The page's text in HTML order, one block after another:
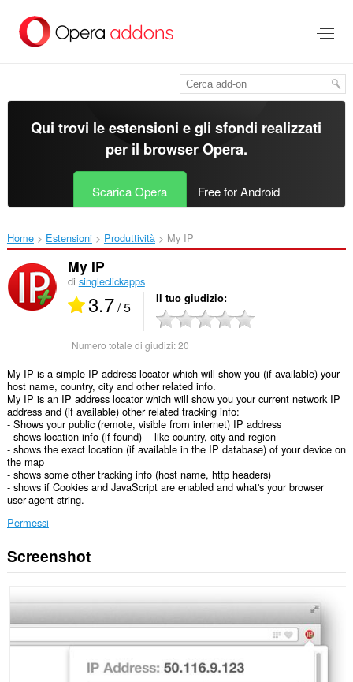
contenuto
Qui trovi le estensioni e gli sfondi realizzati
per il browser Opera.
Scarica Opera Free for Android
Home Estensioni Produttività My IP‎
My IP
di singleclickapps
3.7/ 5 Il tuo giudizio
Numero totale di giudizi:20
My IP is a simple IP address locator which will show you (if available) your
host name, country, city and other related info.
My IP is an IP address locator which will show you your current network IP
address and (if available) other related tracking info:
- Shows your public (remote, visible from internet) IP address
- shows location info (if found) -- like country, city and region
- shows the exact location (if available in the IP database) of your device on
the map
- shows some other tracking info (host name, http headers)
- shows if Cookies and JavaScript are enabled and what's your browser
user-agent string.
Permessi
Questa
estensione
tue
schede
e
Screenshot